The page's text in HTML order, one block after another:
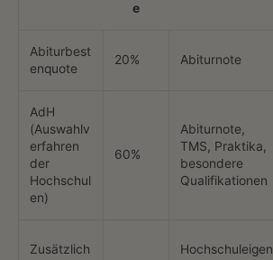
e
Abiturbest
enquote
20% Abiturnote
AdH
(Auswahlv
erfahren
der
Hochschul
en)
60%
Abiturnote,
TMS, Praktika,
besondere
Qualifikationen
Zusätzlich
Hochschuleigen